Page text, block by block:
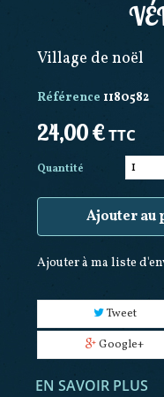
Village de noël
Référence 1180582
24,00 €TTC
Quantité
Ajouter au
Ajouter à ma liste
Tweet
Google+
EN SAVOIR PLUS